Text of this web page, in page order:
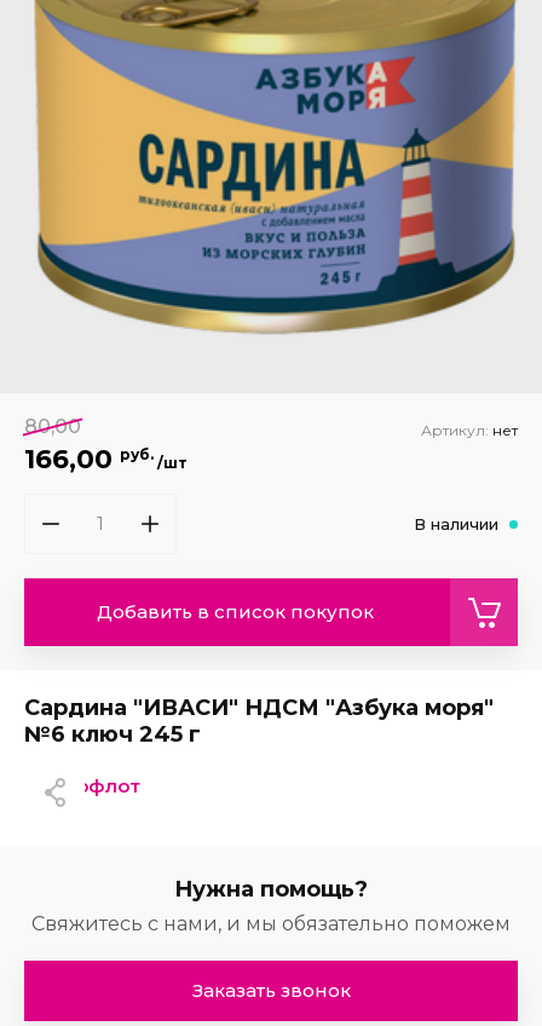
Сардина "ИВАСИ" НДСМ "Азбука моря"
№6 ключ 245 г
Доброфлот
80,00
166,00 руб. /шт
Артикул: нет
В наличии
Добавить в список покупок
Нужна помощь?
Свяжитесь с нами, и мы обязательно поможем
Заказать звонок